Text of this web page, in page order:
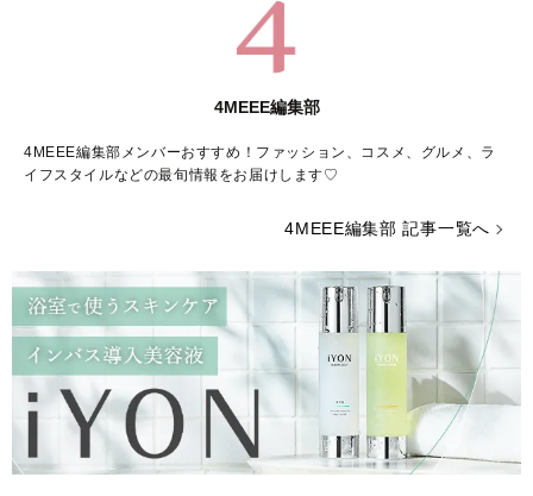
4MEEE編集部
4MEEE編集部メンバーおすすめ！ファッション、コスメ、グルメ、ラ
イフスタイルなどの最旬情報をお届けします♡
4MEEE編集部 記事一覧へ